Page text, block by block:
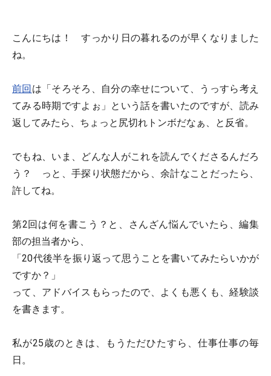
こんにちは！ すっかり日の暮れるのが早くなりました
ね。
前回 は「そろそろ、自分の幸せについて、うっすら考え
てみる時期ですよぉ」という話を書いたのですが、読み
返してみたら、ちょっと尻切れトンボだなぁ、と反省。
でもね、いま、どんな人がこれを読んでくださるんだろ
う？ っと、手探り状態だから、余計なことだったら、
許してね。
第2回は何を書こう？と、さんざん悩んでいたら、編集
部の担当者から、
「20代後半を振り返って思うことを書いてみたらいかが
ですか？」
って、アドバイスもらったので、よくも悪くも、経験談
を書きます。
私が25歳のときは、もうただひたすら、仕事仕事の毎
日。